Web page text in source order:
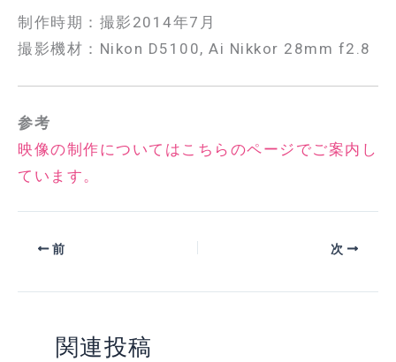
制作時期：撮影2014年7月
撮影機材：Nikon D5100, Ai Nikkor 28mm f2.8
参考
映像の制作についてはこちらのページでご案内し
ています。
前 次
関連投稿